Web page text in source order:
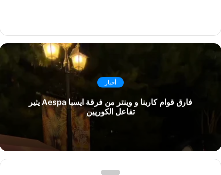
أخبار
فارق قوام كارينا و وينتر من فرقة ايسبا Aespa يثير
تفاعل الكوريين